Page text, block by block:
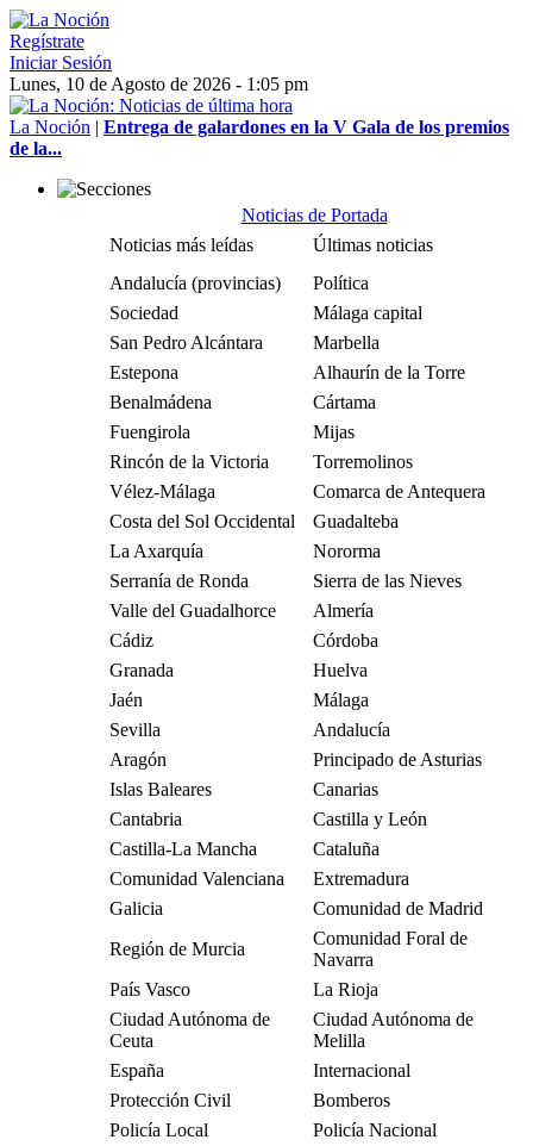
Regístrate
Iniciar Sesión
Lunes, 10 de Agosto de 2026 - 1:05 pm
La Noción | Entrega de galardones en la V Gala de los premios
de la...
Noticias de Portada
Noticias más leídas
Últimas noticias
Andalucía (provincias)
Política
Sociedad
Málaga capital
San Pedro Alcántara
Marbella
Estepona
Alhaurín de la Torre
Benalmádena
Cártama
Fuengirola
Mijas
Rincón de la Victoria
Torremolinos
Vélez-Málaga
Comarca de Antequera
Costa del Sol Occidental
Guadalteba
La Axarquía
Nororma
Serranía de Ronda
Sierra de las Nieves
Valle del Guadalhorce
Almería
Cádiz
Córdoba
Granada
Huelva
Jaén
Málaga
Sevilla
Andalucía
Aragón
Principado de Asturias
Islas Baleares
Canarias
Cantabria
Castilla y León
Castilla-La Mancha
Cataluña
Comunidad Valenciana
Extremadura
Galicia
Comunidad de Madrid
Región de Murcia
Comunidad Foral de
Navarra
País Vasco
La Rioja
Ciudad Autónoma de
Ceuta
Ciudad Autónoma de
Melilla
España
Internacional
Protección Civil
Bomberos
Policía Local
Policía Nacional